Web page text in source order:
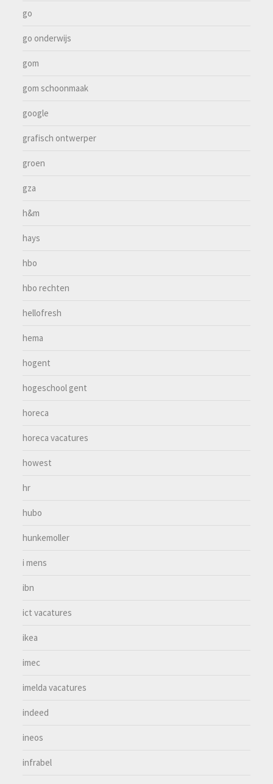
go
go onderwijs
gom
gom schoonmaak
google
grafisch ontwerper
groen
gza
h&m
hays
hbo
hbo rechten
hellofresh
hema
hogent
hogeschool gent
horeca
horeca vacatures
howest
hr
hubo
hunkemoller
i mens
ibn
ict vacatures
ikea
imec
imelda vacatures
indeed
ineos
infrabel